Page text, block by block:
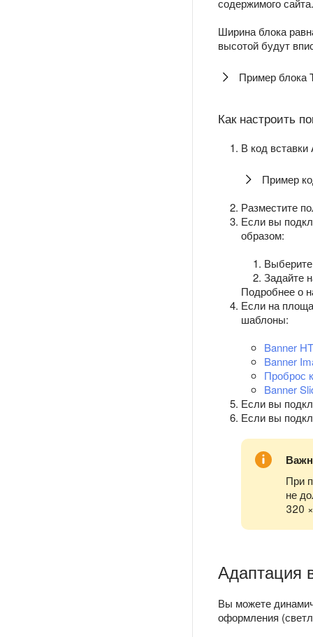
содержимого
Ширина блока
высотой будут
Пример блока
Как настроить
В код
Пример
Разместите
Если вы
образом:
Задайте
Подробнее о
Если на
шаблоны:
Banner
Banner
Проброс
Banner
Если вы
Если вы
При
не
320
Адаптация
Вы можете
оформления